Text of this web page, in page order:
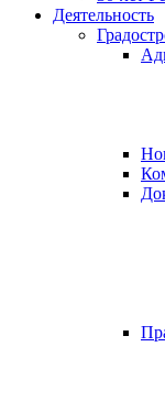
Деятельность